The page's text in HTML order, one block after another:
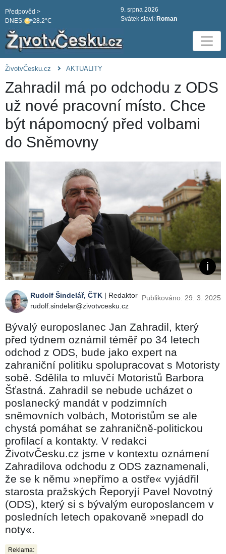
DNES: 28.2°C
Předpověd >
9. srpna 2026
Svátek slaví: Roman
ŽivotvČesku.cz AKTUALITY
Zahradil má po odchodu z ODS
už nové pracovní místo. Chce
být nápomocný před volbami
do Sněmovny
Rudolf Šindelář, ČTK | Redaktor
rudolf.sindelar@zivotvcesku.cz
Publikováno: 29. 3. 2025
Bývalý europoslanec Jan Zahradil, který
před týdnem oznámil téměř po 34 letech
odchod z ODS, bude jako expert na
zahraniční politiku spolupracovat s Motoristy
sobě. Sdělila to mluvčí Motoristů Barbora
Šťastná. Zahradil se nebude ucházet o
poslanecký mandát v podzimních
sněmovních volbách, Motoristům se ale
chystá pomáhat se zahraničně-politickou
profilací a kontakty. V redakci
ŽivotvČesku.cz jsme v kontextu oznámení
Zahradilova odchodu z ODS zaznamenali,
že se k němu »nepřímo a ostře« vyjádřil
starosta pražských Řeporyjí Pavel Novotný
(ODS), který si s bývalým europoslancem v
posledních letech opakovaně »nepadl do
noty«.
Reklama: